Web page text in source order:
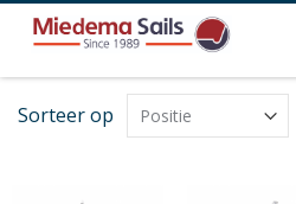
Sorteer op